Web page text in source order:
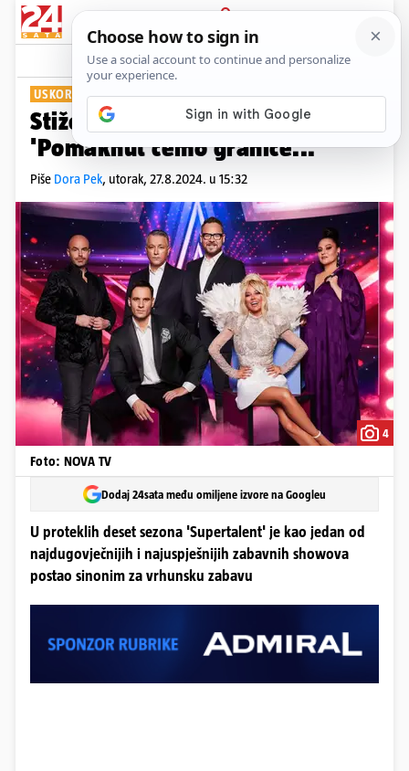
PRIJAVA
Show Komentari
USKORO NA NOVOJ TV
Stiže 11. sezona 'Supertalenta!'
'Pomaknut ćemo granice...'
Piše Dora Pek, utorak, 27.8.2024. u 15:32
4
Foto: NOVA TV
Dodaj 24sata među omiljene izvore na Googleu
U proteklih deset sezona 'Supertalent' je kao jedan od
najdugovječnijih i najuspješnijih zabavnih showova
postao sinonim za vrhunsku zabavu